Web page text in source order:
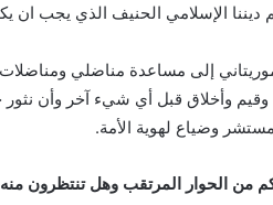
ديننا الإسلامي الحنيف الذي يجب
إلى مساعدة مناضلي
وقيم وأخلاق قبل أي شيء آخر وأن نثور
وضياع لهوية الأمة.
من الحوار المرتقب وهل تنتظرون منه